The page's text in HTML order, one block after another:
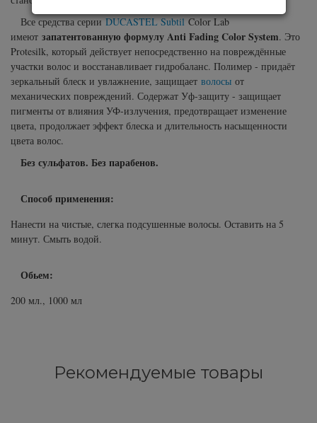
Все средства серииDUCASTEL SubtilColor Lab
имеют запатентованную формулу Anti Fading Color System. Это
Protesilk, который действует непосредственно на повреждённые
участки волос и восстанавливает гидробаланс. Полимер - придаёт
зеркальный блеск и увлажнение, защищает волосы от
механических повреждений. Содержат Уф-защиту - защищает
пигменты от влияния УФ-излучения, предотвращает изменение
цвета, продолжает эффект блеска и длительность насыщенности
цвета волос.
Без сульфатов. Без парабенов.
Способ применения:
Нанести на чистые, слегка подсушенные волосы. Оставить на 5
минут. Смыть водой.
Обьем:
200 мл., 1000 мл
Рекомендуемые товары